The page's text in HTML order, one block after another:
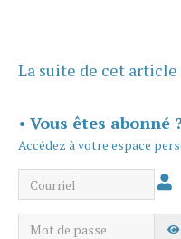
La suite de cet article
• Vous êtes abonné
Accédez à votre espace
Courriel
Mot de passe